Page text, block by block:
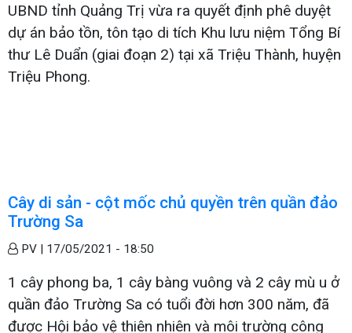
UBND tỉnh Quảng Trị vừa ra quyết định phê duyệt
dự án bảo tồn, tôn tạo di tích Khu lưu niệm Tổng Bí
thư Lê Duẩn (giai đoạn 2) tại xã Triệu Thành, huyện
Triệu Phong.
Cây di sản - cột mốc chủ quyền trên quần đảo
Trường Sa
PV | 17/05/2021 - 18:50
1 cây phong ba, 1 cây bàng vuông và 2 cây mù u ở
quần đảo Trường Sa có tuổi đời hơn 300 năm, đã
được Hội bảo vệ thiên nhiên và môi trường công